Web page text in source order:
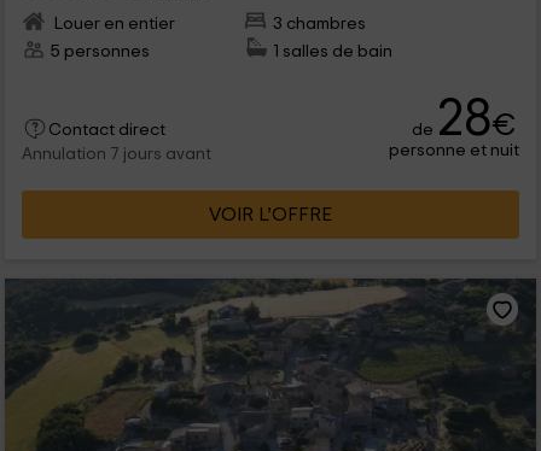
Louer en entier
3 chambres
5 personnes
1 salles de bain
Contact direct
Annulation 7 jours avant
de 28€
personne et nuit
VOIR L’OFFRE